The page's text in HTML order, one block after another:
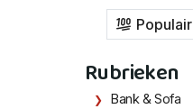
Populair
Rubrieken
Bank & Sofa